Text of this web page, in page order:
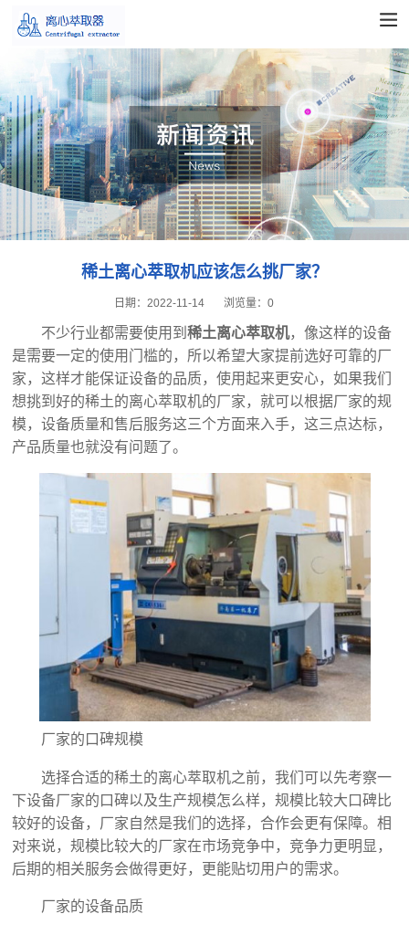
稀土离心萃取机应该怎么挑厂家？
2022-11-14
日期： 浏览量：0
不少行业都需要使用到稀土离心萃取机，像这样的设备
是需要一定的使用门槛的，所以希望大家提前选好可靠的厂
家，这样才能保证设备的品质，使用起来更安心，如果我们
想挑到好的稀土的离心萃取机的厂家，就可以根据厂家的规
模，设备质量和售后服务这三个方面来入手，这三点达标，
产品质量也就没有问题了。
厂家的口碑规模
选择合适的稀土的离心萃取机之前，我们可以先考察一
下设备厂家的口碑以及生产规模怎么样，规模比较大口碑比
较好的设备，厂家自然是我们的选择，合作会更有保障。相
对来说，规模比较大的厂家在市场竞争中，竞争力更明显，
后期的相关服务会做得更好，更能贴切用户的需求。
厂家的设备品质